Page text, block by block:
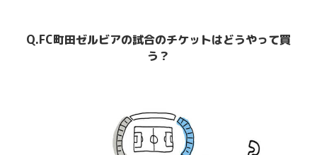
Q.FC町田ゼルビアの試合のチケットはどうやって買
う？